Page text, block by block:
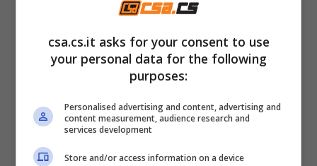
Parliamo didonazioni superiori al milione di
se effettuate tra genitori e figli, o
viceversa, oppure se l’importosupera i 100
mila euro tra fratelli. Inoltre, all’imposta viene
applicata un’aliquota che varia in base al
csa.cs.it asks for your consent to use
your personal data for the following
purposes:
Personalised advertising and content, advertising and
content measurement, audience research and
services development
Store and/or access information on a device